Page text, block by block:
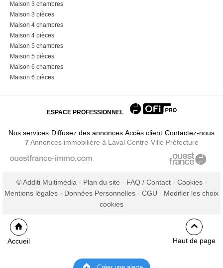
Maison 3 chambres
Maison 3 pièces
Maison 4 chambres
Maison 4 pièces
Maison 5 chambres
Maison 5 pièces
Maison 6 chambres
Maison 6 pièces
ESPACE PROFESSIONNEL
Nos services Diffusez des annonces Accès client Contactez-nous
7 Annonces immobilière à Laval Centre-Ville Préfecture
© Additi Multimédia - Plan du site - FAQ / Contact- Cookies-
Mentions légales - Données Personnelles - CGU - Modifier les choix
cookies
Accueil Haut de page